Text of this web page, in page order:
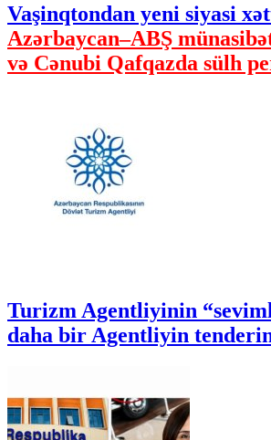
Vaşinqtondan yeni siyasi
Azərbaycan–ABŞ
və Cənubi Qafqazda sülh
Turizm Agentliyinin
daha bir Agentliyin